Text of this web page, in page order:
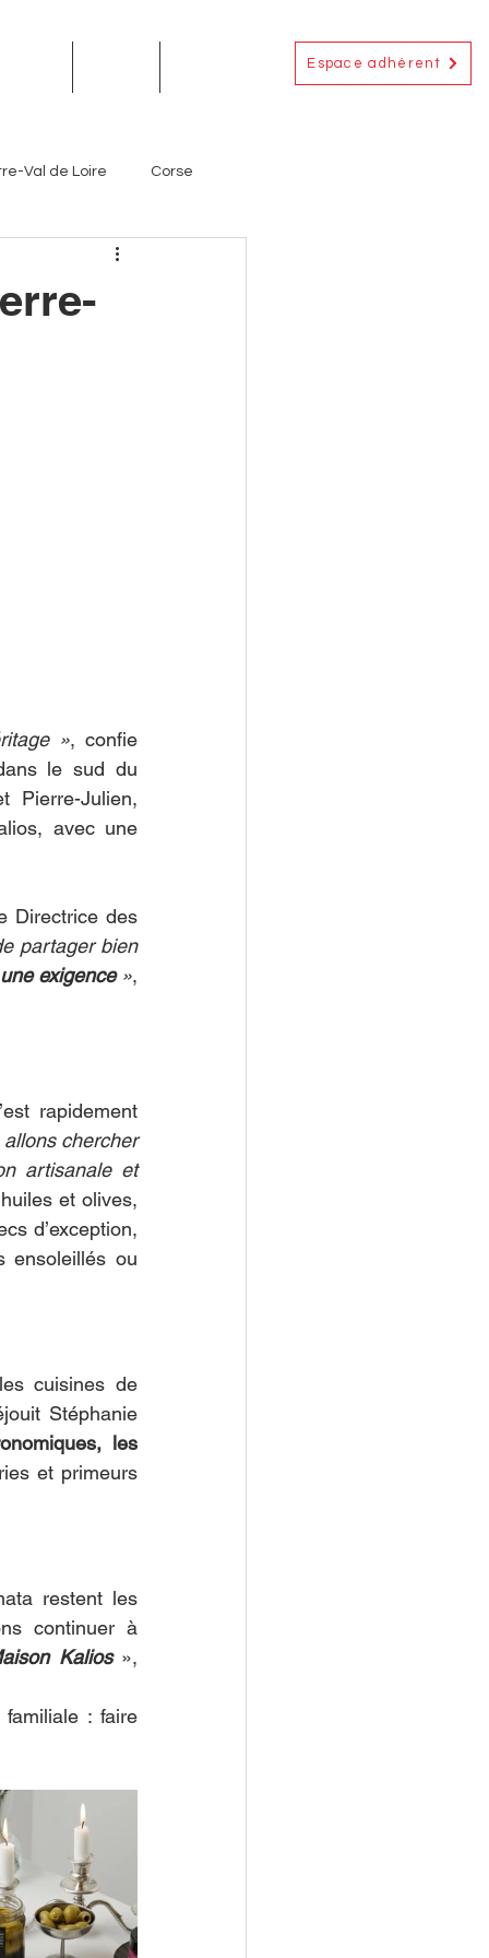
Espace adhérent
Val de Loire Corse
Outre-Mer
», confie
le sud du
Pierre-Julien,
avec une
Directrice des
partager bien
exigence »,
rapidement
chercher
artisanale et
et olives,
d’exception,
ensoleillés ou
cuisines de
Stéphanie
les
et primeurs
restent les
continuer à
Kalios »,
: faire